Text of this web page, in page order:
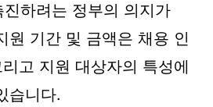
하려는 정부의 의지가
원 기간 및 금액은 채용 인
고 지원 대상자의 특성에
습니다.